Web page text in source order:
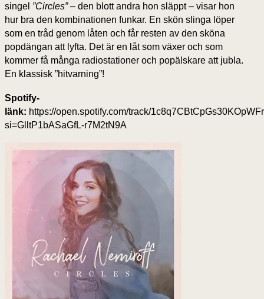
singel ”Circles”– den blott andra hon släppt – visar hon
hur bra den kombinationen funkar. En skön slinga löper
som en tråd genom låten och får resten av den sköna
popdängan att lyfta. Det är en låt som växer och som
kommer få många radiostationer och popälskare att jubla.
En klassisk ”hitvarning”!
Spotify-
länk: https://open.spotify.com/track/
si=GlltP1bASaGfL-r7M2tN9A